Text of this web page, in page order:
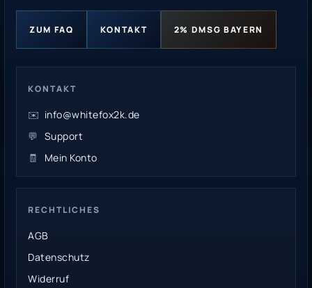
ZUM FAQ KONTAKT 2% DMSG BAYERN
KONTAKT
✉️ info@whitefox2k.de
💬 Support
🧾
Mein Konto
RECHTLICHES
AGB
Datenschutz
Widerruf